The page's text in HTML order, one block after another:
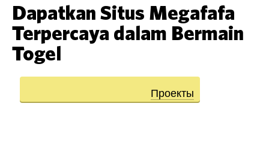
Dapatkan Situs Megafafa
Terpercaya dalam Bermain
Togel
Проекты
Винница
Заказать